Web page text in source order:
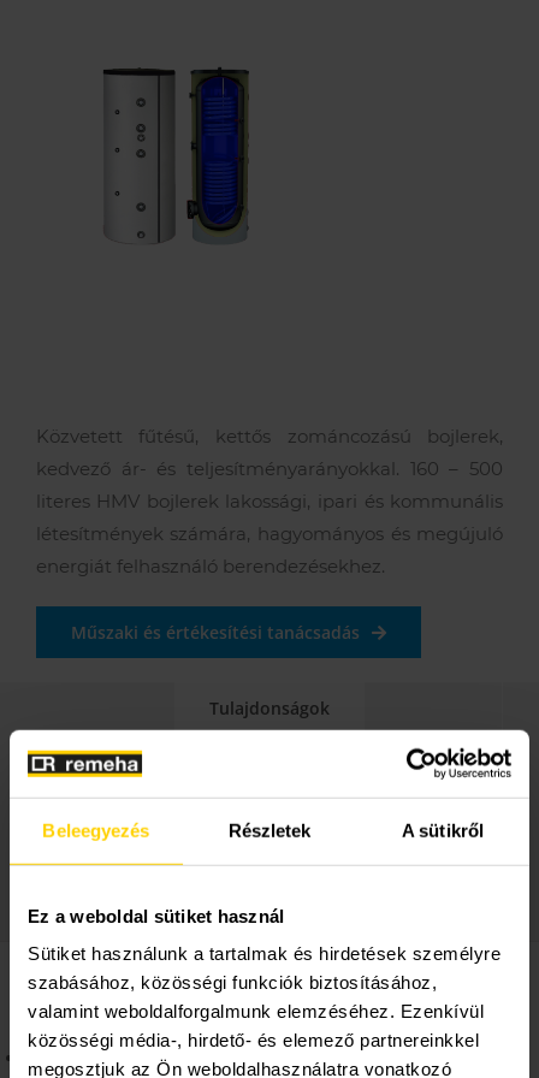
Beleegyezés Részletek A sütikről
Ez a weboldal sütiket használ
Sütiket használunk a tartalmak és hirdetések személyre
szabásához, közösségi funkciók biztosításához,
valamint weboldalforgalmunk elemzéséhez. Ezenkívül
közösségi média-, hirdető- és elemező partnereinkkel
megosztjuk az Ön weboldalhasználatra vonatkozó
Támogatások
Műszaki, értékesítési tanácsadás
Szolgáltatás megrendelés
Lakossági szerviz
A Remeha
Cégtörténet
Közvetett fűtésű, kettős zománcozású bojlerek,
kedvező ár- és teljesítményarányokkal. 160 – 500
literes HMV bojlerek lakossági, ipari és kommunális
létesítmények számára, hagyományos és megújuló
energiát felhasználó berendezésekhez.
Műszaki és értékesítési tanácsadás
Tulajdonságok
Dokumentáció, letöltések
Tulajdonságok
Korróziógátló és lerakódásmentes rugalmas kettős